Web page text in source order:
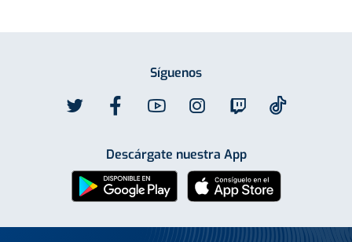
Síguenos
Descárgate nuestra App